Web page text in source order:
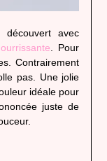
avec
. Pour
Contrairement
pas. Une jolie
idéale pour
juste de